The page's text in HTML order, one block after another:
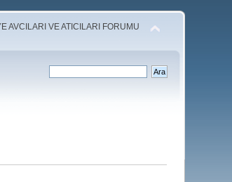
AVCILARI VE ATICILARI FORUMU